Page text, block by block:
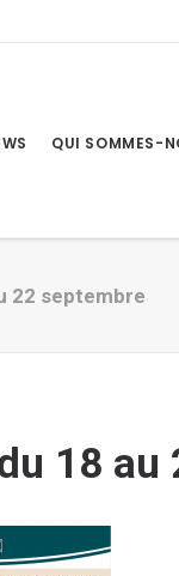
QUI SOMMES-
22 septembre
18 au